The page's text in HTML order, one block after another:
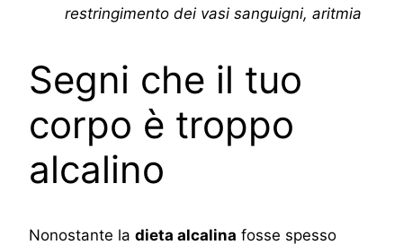
restringimento dei vasi sanguigni, aritmia
Segni che il tuo
corpo è troppo
alcalino
Nonostante la dieta alcalina fosse spesso